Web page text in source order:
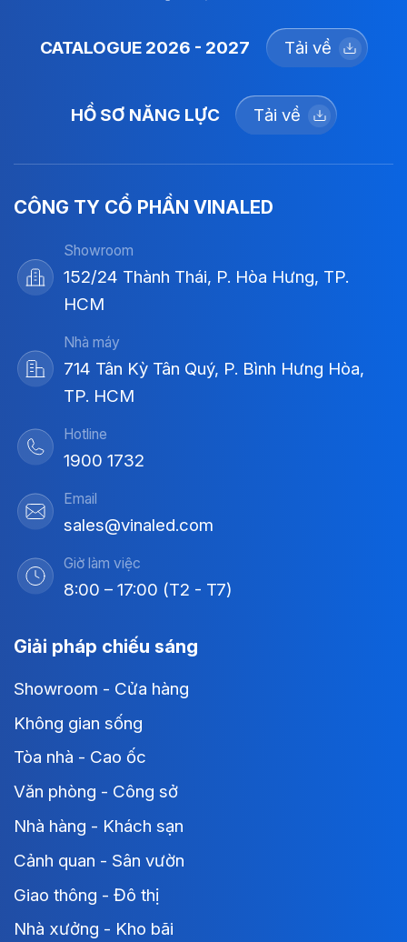
CATALOGUE 2026 - 2027 Tải về
HỒ SƠ NĂNG LỰC Tải về
CÔNG TY CỔ PHẦN VINALED
Showroom
152/24 Thành Thái, P. Hòa Hưng, TP.
HCM
Nhà máy
714 Tân Kỳ Tân Quý, P. Bình Hưng Hòa,
TP. HCM
Hotline
1900 1732
Email
sales@vinaled.com
Giờ làm việc
8:00 – 17:00 (T2 - T7)
Giải pháp chiếu sáng
Showroom - Cửa hàng
Không gian sống
Tòa nhà - Cao ốc
Văn phòng - Công sở
Nhà hàng - Khách sạn
Cảnh quan - Sân vườn
Giao thông - Đô thị
Nhà xưởng - Kho bãi